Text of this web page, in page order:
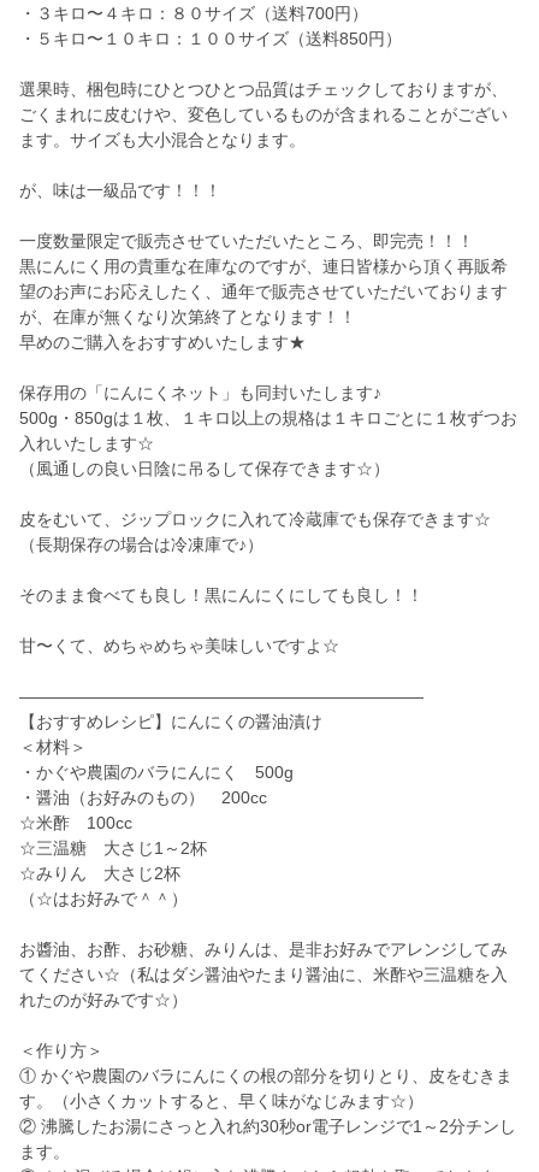
・３キロ〜４キロ：８０サイズ（送料700円）
・５キロ〜１０キロ：１００サイズ（送料850円）
選果時、梱包時にひとつひとつ品質はチェックしておりますが、
ごくまれに皮むけや、変色しているものが含まれることがござい
ます。サイズも大小混合となります。
が、味は一級品です！！！
一度数量限定で販売させていただいたところ、即完売！！！
黒にんにく用の貴重な在庫なのですが、連日皆様から頂く再販希
望のお声にお応えしたく、通年で販売させていただいております
が、在庫が無くなり次第終了となります！！
早めのご購入をおすすめいたします★
保存用の「にんにくネット」も同封いたします♪
500g・850gは１枚、１キロ以上の規格は１キロごとに１枚ずつお
入れいたします☆
（風通しの良い日陰に吊るして保存できます☆）
皮をむいて、ジップロックに入れて冷蔵庫でも保存できます☆
（長期保存の場合は冷凍庫で♪）
そのまま食べても良し！黒にんにくにしても良し！！
甘〜くて、めちゃめちゃ美味しいですよ☆
――――――――――――――――――――――――
【おすすめレシピ】にんにくの醤油漬け
＜材料＞
・かぐや農園のバラにんにく 500g
・醤油（お好みのもの） 200cc
☆米酢 100cc
☆三温糖 大さじ1～2杯
☆みりん 大さじ2杯
（☆はお好みで＾＾）
お醬油、お酢、お砂糖、みりんは、是非お好みでアレンジしてみ
てください☆（私はダシ醤油やたまり醤油に、米酢や三温糖を入
れたのが好みです☆）
＜作り方＞
① かぐや農園のバラにんにくの根の部分を切りとり、皮をむきま
す。（小さくカットすると、早く味がなじみます☆）
② 沸騰したお湯にさっと入れ約30秒or電子レンジで1～2分チンし
ます。